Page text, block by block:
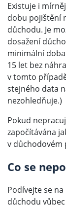
Existuje i
dobu pojištění
důchodu. Je
dosažení
minimální
15 let bez
v tomto
stejného data
nezohledňuje.)
Pokud
započítávána
v důchodovém
Co se
Podívejte se
důchodu